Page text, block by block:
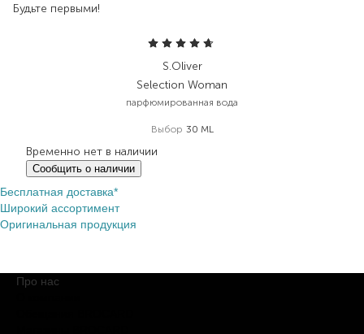
Будьте первыми!
S.Oliver
Selection Woman
парфюмированная вода
Выбор 30 ML
Временно нет в наличии
Сообщить о наличии
Бесплатная доставка*
Широкий ассортимент
Оригинальная продукция
Про нас